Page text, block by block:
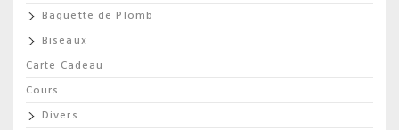
Baguette de Plomb
Biseaux
Carte Cadeau
Cours
Divers